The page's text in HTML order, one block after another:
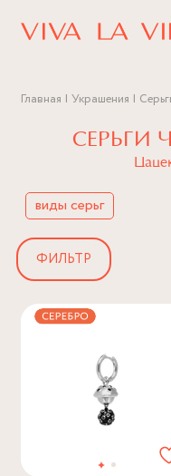
Главная Украшения
СЕРЬГИ
виды серьг
ФИЛЬТР